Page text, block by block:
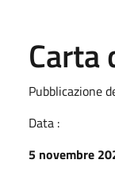
Carta
Pubblicazione
Data :
5 novembre